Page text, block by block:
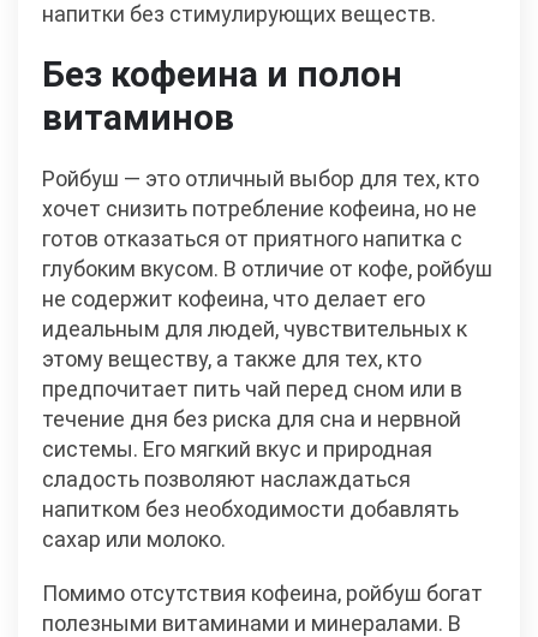
напитки без стимулирующих веществ.
Без кофеина и полон
витаминов
Ройбуш — это отличный выбор для тех, кто
хочет снизить потребление кофеина, но не
готов отказаться от приятного напитка с
глубоким вкусом. В отличие от кофе, ройбуш
не содержит кофеина, что делает его
идеальным для людей, чувствительных к
этому веществу, а также для тех, кто
предпочитает пить чай перед сном или в
течение дня без риска для сна и нервной
системы. Его мягкий вкус и природная
сладость позволяют наслаждаться
напитком без необходимости добавлять
сахар или молоко.
Помимо отсутствия кофеина, ройбуш богат
полезными витаминами и минералами. В